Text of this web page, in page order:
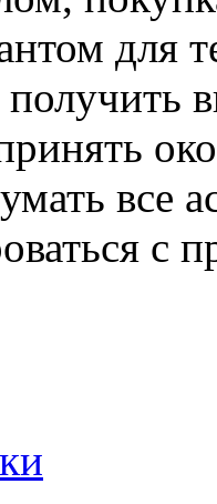
для
все
с